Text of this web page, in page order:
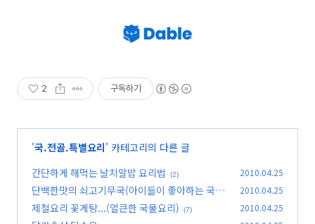
2 구독하기
'국.전골.특별요리' 카테고리의 다른 글
간단하게 해먹는 날치알밥 요리법
(2) 2010.04.25
단백한맛의 쇠고기무국(아이들이 좋아하는 국요
리)
(5)
2010.04.25
제철요리 꽃게탕...(얼큰한 국물요리) (7) 2010.04.25